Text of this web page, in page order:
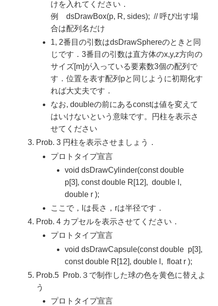
けを入れてください．
例 dsDrawBox(p, R, sides); // 呼び出す場
合は配列名だけ
1, 2番目の引数はdsDrawSphereのときと同
じです．3番目の引数は直方体のx,y,z方向の
サイズ[m]が入っている要素数3個の配列で
す．位置を表す配列pと同じように初期化す
れば大丈夫です．
なお, doubleの前にあるconstは値を変えて
はいけないという意味です。円柱を表示さ
せてください
Prob. 3 円柱を表示させましょう．
プロトタイプ宣言
void dsDrawCylinder(const double
p[3], const double R[12], double l,
double r );
ここで，lは長さ，rは半径です．
Prob. 4 カプセルを表示させてください．
プロトタイプ宣言
void dsDrawCapsule(const double p[3],
const double R[12], double l, float r );
Prob.5 Prob.３で制作した球の色を黄色に替えよ
う
プロトタイプ宣言